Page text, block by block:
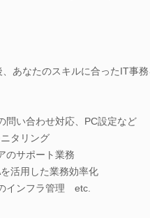
あなたのスキルに合ったIT事務
い合わせ対応、PC設定など
タリング
のサポート業務
活用した業務効率化
インフラ管理 etc.